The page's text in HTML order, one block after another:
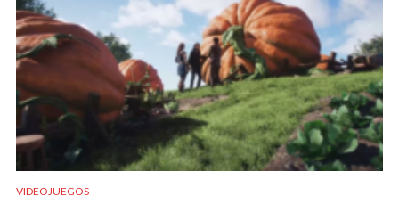
VIDEOJUEGOS